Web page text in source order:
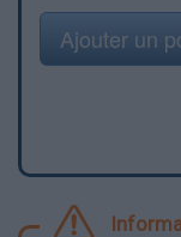
Ajouter un